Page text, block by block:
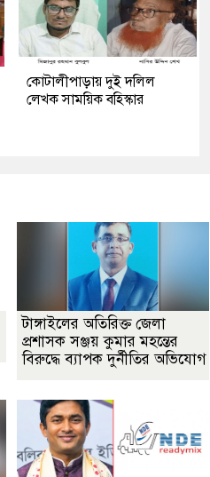
কোটালীপাড়ায় দুই দলিল
লেখক সাময়িক বহিস্কার
টাঙ্গাইলের অতিরিক্ত জেলা
প্রশাসক সঞ্জয় কুমার মহন্তের
বিরুদ্ধে ব্যাপক দুর্নীতির অভিযোগ